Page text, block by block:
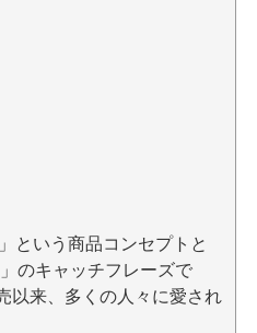
という商品コンセプトと
のキャッチフレーズで
以来、多くの人々に愛され